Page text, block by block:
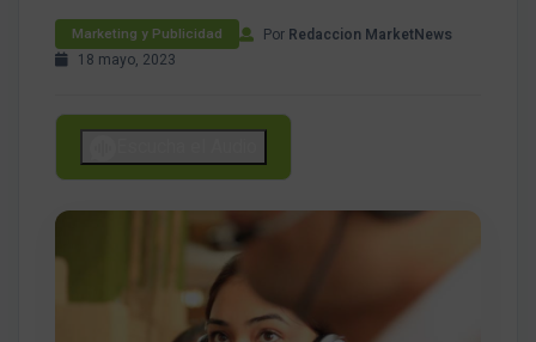
Marketing y Publicidad Por Redaccion MarketNews
18 mayo, 2023